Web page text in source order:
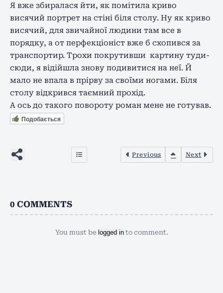
Я вже збиралася йти, як помітила криво
висячий портрет на стіні біля столу. Ну як криво
висячий, для звичайної людини там все в
порядку, а от перфекціоніст вже б схопився за
транспортир. Трохи покрутивши картину туди-
сюди, я відійшла знову подивитися на неї. Й
мало не впала в прірву за своїми ногами. Біля
столу відкрився таємний прохід.
А ось до такого повороту роман мене не готував.
Подобається
Previous Next
0 COMMENTS
You must be logged into comment.